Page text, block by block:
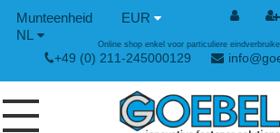
NL
EUR
+49 (0) 211-245000129
Online shop enkel voor particuliere